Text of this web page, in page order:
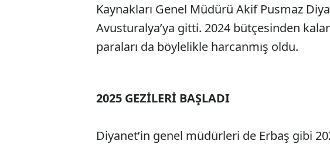
Kaynakları Genel Müdürü Akif Pusmaz
Avusturalya’ya gitti. 2024 bütçesinden
paraları da böylelikle harcanmış oldu.
2025 GEZİLERİ BAŞLADI
Diyanet’in genel müdürleri de Erbaş gibi